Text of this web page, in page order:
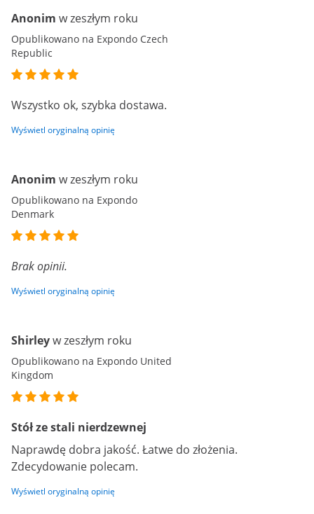
Anonim w zeszłym roku
Opublikowano na Expondo Czech
Republic
Wszystko ok, szybka dostawa.
Wyświetl oryginalną opinię
Anonim w zeszłym roku
Opublikowano na Expondo
Denmark
Brak opinii.
Wyświetl oryginalną opinię
Shirleyw zeszłym roku
Opublikowano na Expondo United
Kingdom
Stół ze stali nierdzewnej
Naprawdę dobra jakość. Łatwe do złożenia.
Zdecydowanie polecam.
Wyświetl oryginalną opinię